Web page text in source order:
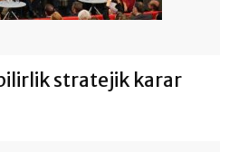
stratejik karar